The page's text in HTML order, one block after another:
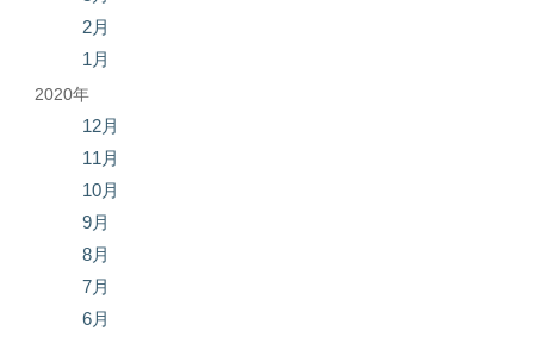
2月
1月
2020年
12月
11月
10月
9月
8月
7月
6月